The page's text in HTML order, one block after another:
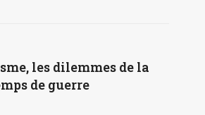
les dilemmes de la
de guerre